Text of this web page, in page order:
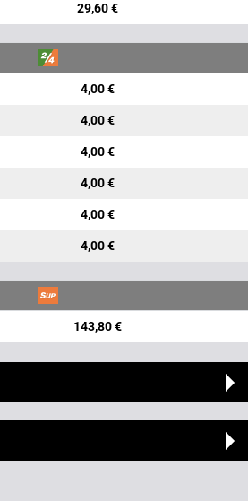
29,60 €
4,00 €
4,00 €
4,00 €
4,00 €
4,00 €
4,00 €
143,80 €